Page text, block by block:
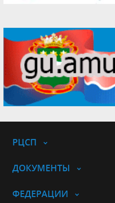
РЦСП
ДОКУМЕНТЫ
ФЕДЕРАЦИИ